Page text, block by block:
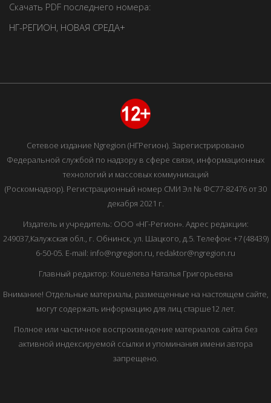
Скачать PDF последнего номера:
НГ-РЕГИОН, НОВАЯ СРЕДА+
Сетевое издание Ngregion (НГРегион). Зарегистрировано
Федеральной службой по надзору в сфере связи, информационных
технологий и массовых коммуникаций
(Роскомнадзор). Регистрационный номер СМИ Эл № ФС77-82476 от 30
декабря 2021 г.
Издатель и учредитель: ООО «НГ-Регион». Адрес редакции:
249037,Калужская обл., г. Обнинск, ул. Шацкого, д.5. Телефон: +7 (48439)
6-50-05. E-mail: info@ngregion.ru, redaktor@ngregion.ru
Главный редактор: Кошелева Наталья Григорьевна
Внимание! Отдельные материалы, размещенные на настоящем сайте,
могут содержать информацию для лиц старше12 лет.
Полное или частичное воспроизведение материалов сайта без
активной индексируемой ссылки и упоминания имени автора
запрещено.